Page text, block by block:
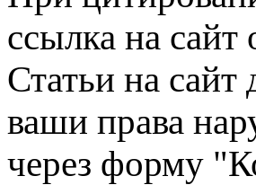
ссылка на сайт
Статьи на
ваши права
через форму